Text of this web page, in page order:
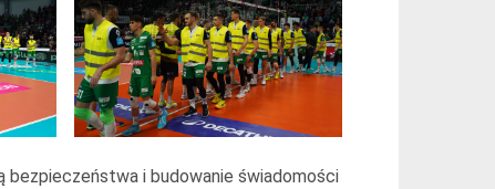
bezpieczeństwa i budowanie świadomości